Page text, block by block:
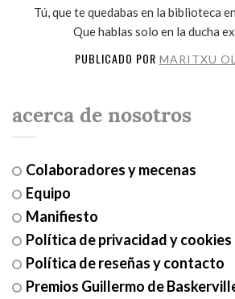
Tú, que te quedabas en la biblioteca
Que hablas solo en la ducha
PUBLICADO POR MARITXU
acerca de nosotros
Colaboradores y mecenas
Equipo
Manifiesto
Política de privacidad y cookies
Política de reseñas y contacto
Premios Guillermo de